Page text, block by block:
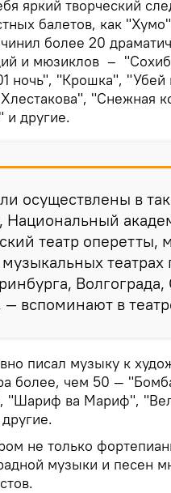
яркий творческий
балетов, как
более 20
и мюзиклов –
ночь", "Крошка",
"Снежная
и другие.
осуществлены в
театр оперетты,
театрах
вспоминают в
писал музыку к
более, чем 50 —
"Шариф ва Мариф",
не только
музыки и песен